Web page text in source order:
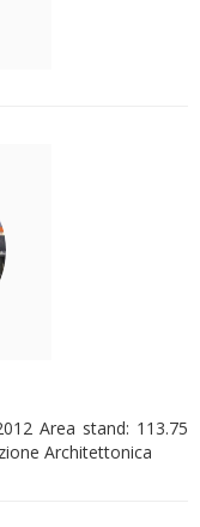
Area stand: 113.75
Architettonica